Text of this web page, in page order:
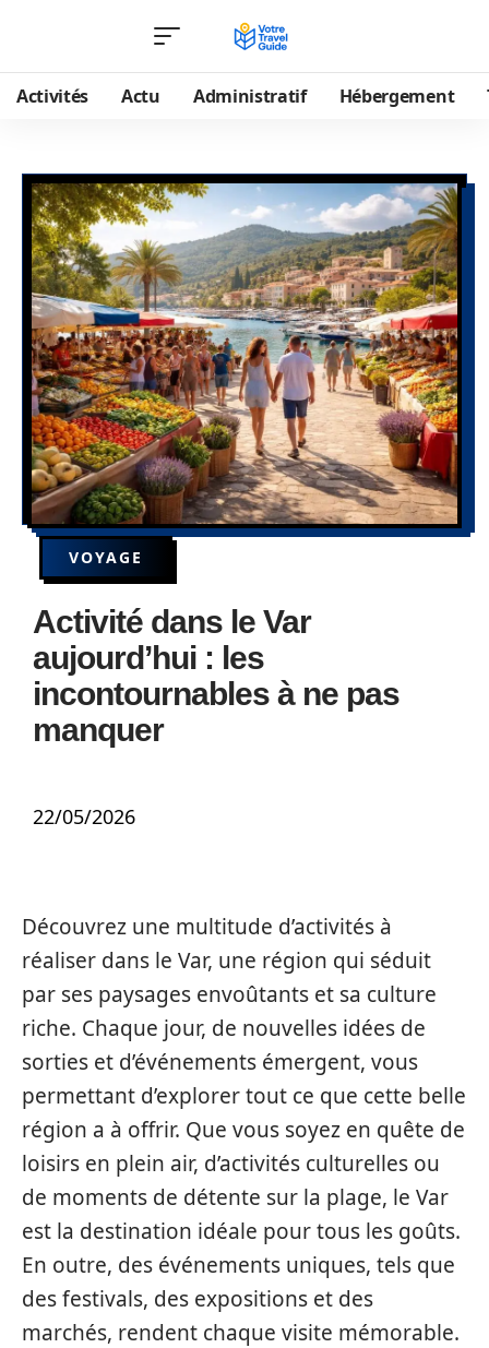
Activités Actu Administratif Hébergement
VOYAGE
Activité dans le Var
aujourd’hui : les
incontournables à ne pas
manquer
22/05/2026
Découvrez une multitude d’activités à
réaliser dans le Var, une région qui séduit
par ses paysages envoûtants et sa culture
riche. Chaque jour, de nouvelles idées de
sorties et d’événements émergent, vous
permettant d’explorer tout ce que cette belle
région a à offrir. Que vous soyez en quête de
loisirs en plein air, d’activités culturelles ou
de moments de détente sur la plage, le Var
est la destination idéale pour tous les goûts.
En outre, des événements uniques, tels que
des festivals, des expositions et des
marchés, rendent chaque visite mémorable.